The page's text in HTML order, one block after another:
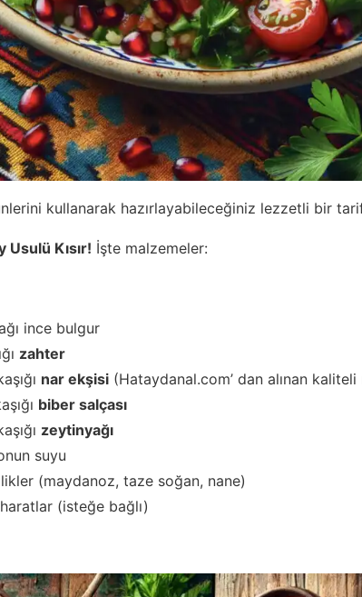
kullanarak hazırlayabileceğiniz lezzetli bir
Usulü Kısır! İşte malzemeler:
ince bulgur
zahter
nar ekşisi (Hataydanal.com’ dan alınan
biber salçası
zeytinyağı
suyu
(maydanoz, taze soğan, nane)
(isteğe bağlı)